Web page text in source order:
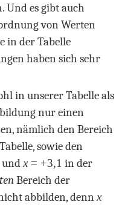
Und es gibt auch
von Werten
in der Tabelle
haben sich sehr
in unserer Tabelle als
nur einen
nämlich den Bereich
sowie den
undx= +3,1 in der
Bereich der
abbilden, dennx